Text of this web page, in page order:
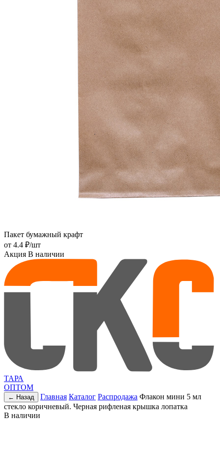
Пакет бумажный крафт
от 4.4 ₽/шт
Акция В наличии
ТАРА
ОПТОМ
← Назад Главная Каталог Распродажа Флакон мини 5 мл
стекло коричневый. Черная рифленая крышка лопатка
В наличии